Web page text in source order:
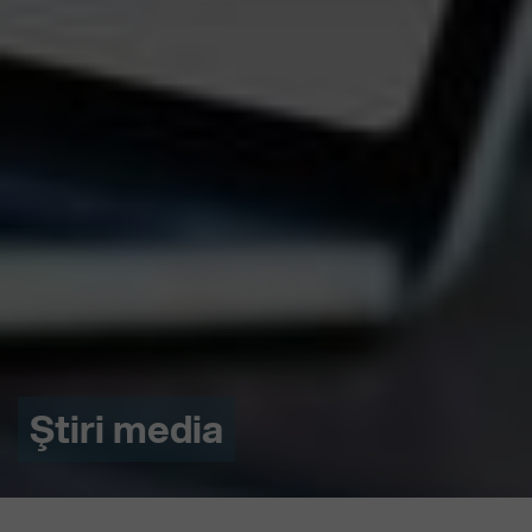
Ştiri media